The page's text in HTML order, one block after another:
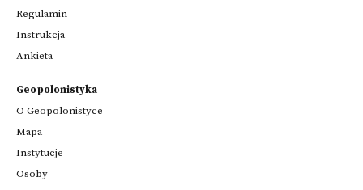
Regulamin
Instrukcja
Ankieta
Geopolonistyka
O Geopolonistyce
Mapa
Instytucje
Osoby